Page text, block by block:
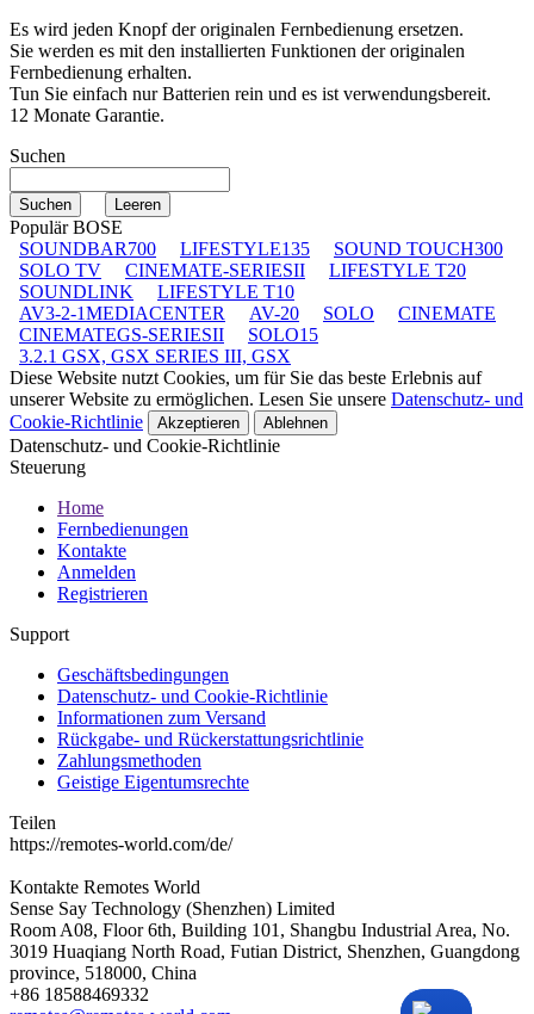
Es wird jeden Knopf der originalen Fernbedienung ersetzen.
Sie werden es mit den installierten Funktionen der originalen
Fernbedienung erhalten.
Tun Sie einfach nur Batterien rein und es ist verwendungsbereit.
12 Monate Garantie.
Suchen
Populär BOSE
SOUNDBAR700
LIFESTYLE135
SOUND TOUCH300
SOLO TV
CINEMATE-SERIESII
LIFESTYLE T20
SOUNDLINK
LIFESTYLE T10
AV3-2-1MEDIACENTER
AV-20 SOLO
CINEMATE
CINEMATEGS-SERIESII
SOLO15
3.2.1 GSX, GSX SERIES III, GSX
Diese Website nutzt Cookies, um für Sie das beste Erlebnis auf
unserer Website zu ermöglichen. Lesen Sie unsere Datenschutz- und
Cookie-Richtlinie
Akzeptieren Ablehnen
Datenschutz- und Cookie-Richtlinie
Steuerung
Home
Fernbedienungen
Kontakte
Anmelden
Registrieren
Support
Geschäftsbedingungen
Datenschutz- und Cookie-Richtlinie
Informationen zum Versand
Rückgabe- und Rückerstattungsrichtlinie
Zahlungsmethoden
Geistige Eigentumsrechte
Teilen
https://remotes-world.com/de/
Kontakte Remotes World
Sense Say Technology (Shenzhen) Limited
Room A08, Floor 6th, Building 101, Shangbu Industrial Area, No.
3019 Huaqiang North Road, Futian District, Shenzhen, Guangdong
province, 518000, China
+86 18588469332